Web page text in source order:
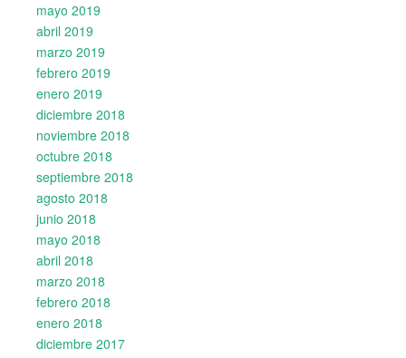
mayo 2019
abril 2019
marzo 2019
febrero 2019
enero 2019
diciembre 2018
noviembre 2018
octubre 2018
septiembre 2018
agosto 2018
junio 2018
mayo 2018
abril 2018
marzo 2018
febrero 2018
enero 2018
diciembre 2017